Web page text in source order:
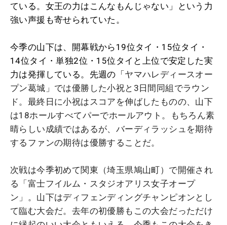
ている。女王の力はこんなもんじゃない」という力
強い声援も寄せられていた。
今季の山下は、開幕戦から19位タイ・15位タイ・
14位タイ・単独2位・15位タイと上位で安定した実
力は発揮している。先週の「ヤマハレディースオー
プン葛城」では優勝した小祝と3日間同組でラウン
ド。最終日に小祝はスコアを伸ばしたものの、山下
は18ホールすべてパーでホールアウト。もちろん素
晴らしい成績ではあるが、バーディラッシュを期待
するファンの期待は優勝することだ。
次戦は今季初めて関東（埼玉県鳩山町）で開催され
る「富士フイルム・スタジオアリス女子オープ
ン」。山下はディフェンディングチャンピオンとし
て臨む大会だ。去年の初優勝もこの大会だっただけ